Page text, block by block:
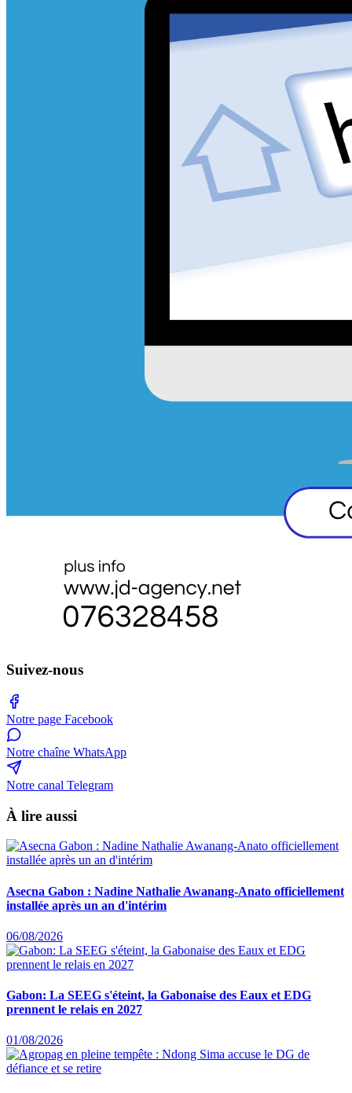
Suivez-nous
Notre page Facebook
Notre chaîne WhatsApp
Notre canal Telegram
À lire aussi
Asecna Gabon : Nadine Nathalie Awanang-Anato officiellement
installée après un an d'intérim
06/08/2026
Gabon: La SEEG s'éteint, la Gabonaise des Eaux et EDG
prennent le relais en 2027
01/08/2026